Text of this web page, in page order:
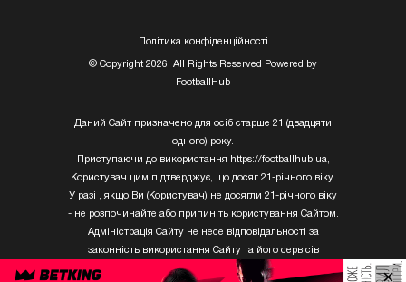
Полiтика конфiденцiйностi
© Copyright 2026, All Rights Reserved Powered by
FootballHub
Даний Сайт призначено для осіб старше 21 (двадцяти
одного) року.
Приступаючи до використання https://footballhub.ua,
Користувач цим підтверджує, що досяг 21-річного віку.
У разі , якщо Ви (Користувач) не досягли 21-річного віку
- не розпочинайте або припиніть користування Сайтом.
Адміністрація Сайту не несе відповідальності за
законність використання Сайту та його сервісів
Користувачем, який не досяг 21-річного віку.
×